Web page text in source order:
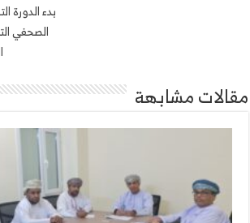
بدء الدورة
الصحفي
مقالات مشابهة